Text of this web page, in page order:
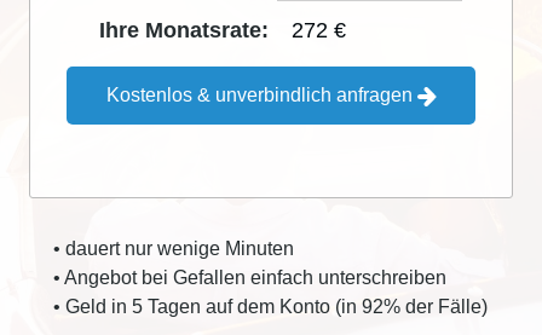
Ihre Monatsrate:
272 €
Kostenlos & unverbindlich anfragen
• dauert nur wenige Minuten
• Angebot bei Gefallen einfach unterschreiben
• Geld in 5 Tagen auf dem Konto (in 92% der Fälle)